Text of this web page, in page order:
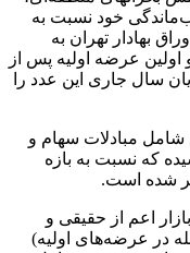
خود نسبت به
بهادار تهران به
عرضه اولیه پس از
پایان سال جاری این عدد را
مبادلات سهام و
مرز ۱۴.۵ همت رسیده که نسبت به بازه
اعم از حقیقی و
در عرضه‌های اولیه)